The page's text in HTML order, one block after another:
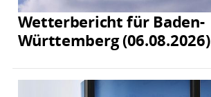
Wetterbericht für Baden-
Württemberg (06.08.2026)